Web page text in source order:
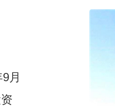
月